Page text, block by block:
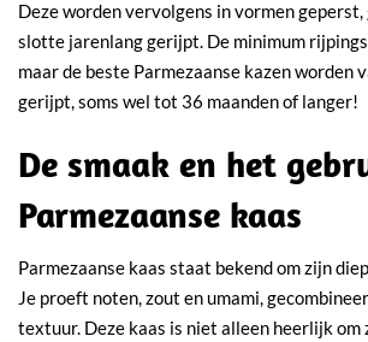
Deze worden vervolgens in vormen
slotte jarenlang gerijpt. De minimum
maar de beste Parmezaanse kazen worden
gerijpt, soms wel tot 36 maanden of langer!
De smaak en het
Parmezaanse kaas
Parmezaanse kaas staat bekend om zijn
Je proeft noten, zout en umami,
textuur. Deze kaas is niet alleen heerlijk om